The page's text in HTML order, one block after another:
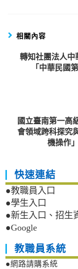
相關內容
轉知社團法人
「中華民國
國立臺南第一高
會領域跨科探究
機操作
快速連結
●教職員入口
●學生入口
●新生入口、招生
●Google
教職員系統
●網路請購系統